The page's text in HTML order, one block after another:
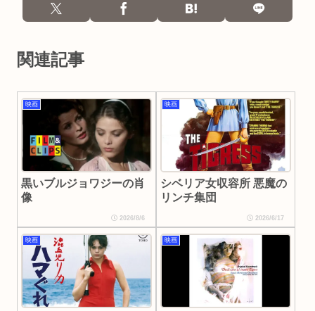
関連記事
映画
黒いブルジョワジーの肖
像
2026/8/6
映画
シベリア女収容所 悪魔の
リンチ集団
2026/6/17
映画 映画